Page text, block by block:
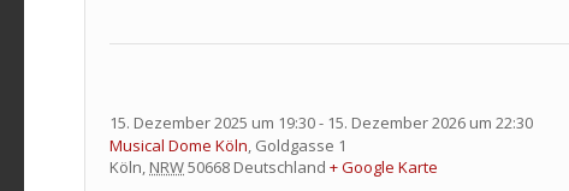
15. Dezember 2025 um 19:30- 15. Dezember 2026 um 22:30
Musical Dome Köln, Goldgasse 1
Köln, NRW50668 Deutschland + Google Karte